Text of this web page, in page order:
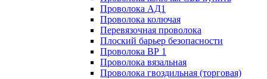
Проволока АД1
Проволока колючая
Перевязочная проволока
Плоский барьер безопасности
Проволока ВР 1
Проволока вязальная
Проволока гвоздильная (торговая)